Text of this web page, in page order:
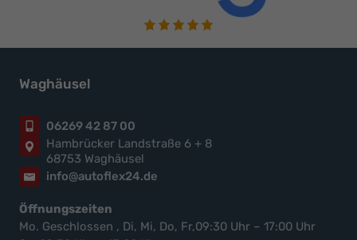
Waghäusel
06269 42 87 00
Hambrücker Landstraße 6 + 8
68753 Waghäusel
info@autoflex24.de
Öffnungszeiten
Mo. Geschlossen , Di, Mi, Do, Fr,09:30 Uhr – 17:00 Uhr